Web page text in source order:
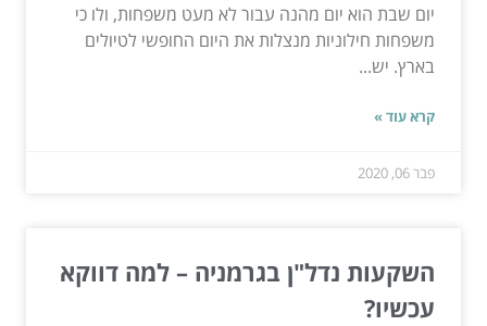
יום שבת הוא יום מהנה עבור לא מעט משפחות, ולו כי
משפחות חילוניות מנצלות את היום החופשי לטיולים
בארץ. יש...
קרא עוד »
פבר 06, 2020
השקעות נדל"ן בגרמניה – למה דווקא
עכשיו?